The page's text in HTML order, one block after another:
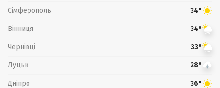
Сімферополь 34°
Вінниця 34°
Чернівці 33°
Луцьк 28°
Дніпро 36°